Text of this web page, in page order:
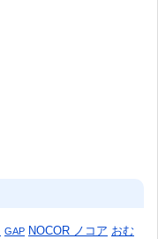
GAP NOCOR ノコア おむ